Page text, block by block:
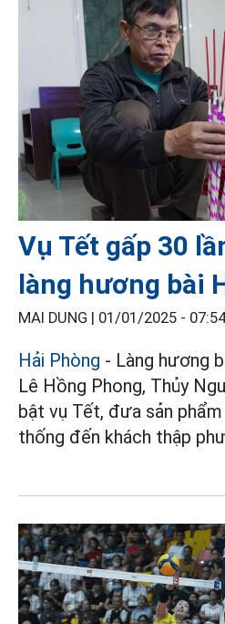
Vụ Tết gấp 30
làng hương bài
MAI DUNG | 01/01/2025 - 07:54
Hải Phòng - Làng hương
Lê Hồng Phong, Thủy
bật vụ Tết, đưa sản
thống đến khách thập